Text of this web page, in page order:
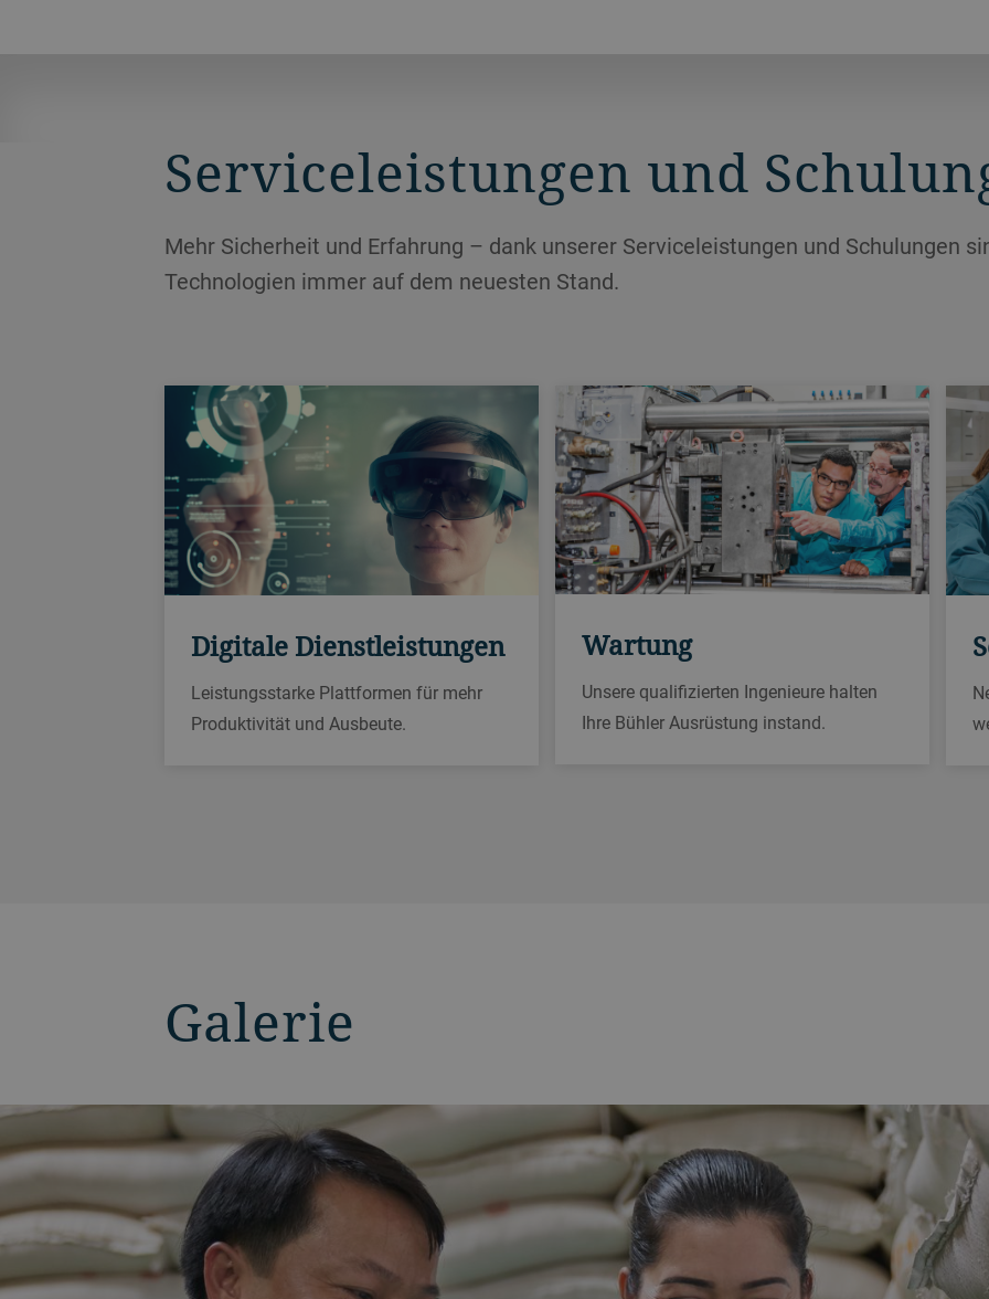
Serviceleistungen und
Mehr Sicherheit und Erfahrung – dank unserer Serviceleistungen und Schulungen
Technologien immer auf dem neuesten Stand.
Digitale Dienstleistungen
Leistungsstarke Plattformen für mehr
Produktivität und Ausbeute.
Wartung
Unsere qualifizierten Ingenieure halten
Ihre Bühler Ausrüstung instand.
Galerie